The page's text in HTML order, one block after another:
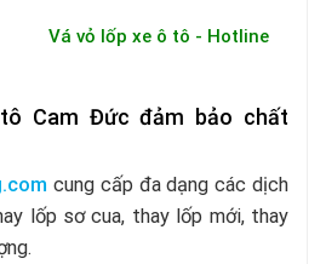
ô tô - Hotline
Cam Đức đảm bảo chất
cung cấp đa dạng các dịch
lốp sơ cua, thay lốp mới, thay